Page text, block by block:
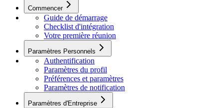
Commencer
Guide de démarrage
Checklist d'intégration
Votre première réunion
Paramètres Personnels
Authentification
Paramètres du profil
Préférences et paramètres
Paramètres de notification
Paramètres d'Entreprise